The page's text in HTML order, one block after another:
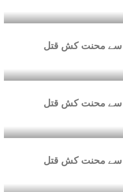
سے محنت کش قتل
سے محنت کش قتل
سے محنت کش قتل